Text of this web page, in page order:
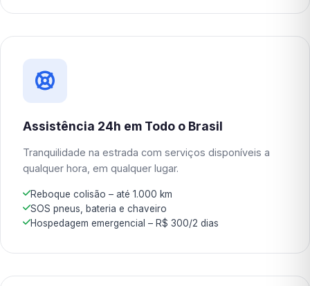
Assistência 24h em Todo o Brasil
Tranquilidade na estrada com serviços disponíveis a
qualquer hora, em qualquer lugar.
Reboque colisão – até 1.000 km
SOS pneus, bateria e chaveiro
Hospedagem emergencial – R$ 300/2 dias